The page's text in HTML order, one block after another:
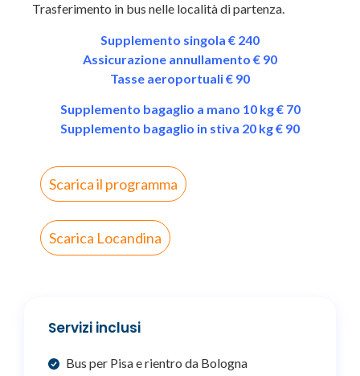
Trasferimento in bus nelle località di partenza.
Supplemento singola € 240
Assicurazione annullamento € 90
Tasse aeroportuali € 90
Supplemento bagaglio a mano 10 kg € 70
Supplemento bagaglio in stiva 20 kg € 90
Scarica il programma
Scarica Locandina
Servizi inclusi
Bus per Pisa e rientro da Bologna